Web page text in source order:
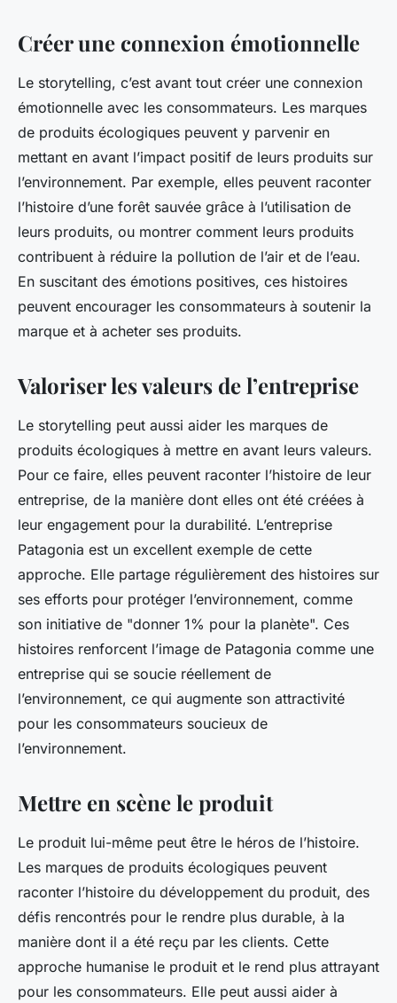
Créer une connexion émotionnelle
Le storytelling, c’est avant tout créer une connexion
émotionnelle avec les consommateurs. Les marques
de produits écologiques peuvent y parvenir en
mettant en avant l’impact positif de leurs produits sur
l’environnement. Par exemple, elles peuvent raconter
l’histoire d’une forêt sauvée grâce à l’utilisation de
leurs produits, ou montrer comment leurs produits
contribuent à réduire la pollution de l’air et de l’eau.
En suscitant des émotions positives, ces histoires
peuvent encourager les consommateurs à soutenir la
marque et à acheter ses produits.
Valoriser les valeurs de l’entreprise
Le storytelling peut aussi aider les marques de
produits écologiques à mettre en avant leurs valeurs.
Pour ce faire, elles peuvent raconter l’histoire de leur
entreprise, de la manière dont elles ont été créées à
leur engagement pour la durabilité. L’entreprise
Patagonia est un excellent exemple de cette
approche. Elle partage régulièrement des histoires sur
ses efforts pour protéger l’environnement, comme
son initiative de "donner 1% pour la planète". Ces
histoires renforcent l’image de Patagonia comme une
entreprise qui se soucie réellement de
l’environnement, ce qui augmente son attractivité
pour les consommateurs soucieux de
l’environnement.
Mettre en scène le produit
Le produit lui-même peut être le héros de l’histoire.
Les marques de produits écologiques peuvent
raconter l’histoire du développement du produit, des
défis rencontrés pour le rendre plus durable, à la
manière dont il a été reçu par les clients. Cette
approche humanise le produit et le rend plus attrayant
pour les consommateurs. Elle peut aussi aider à